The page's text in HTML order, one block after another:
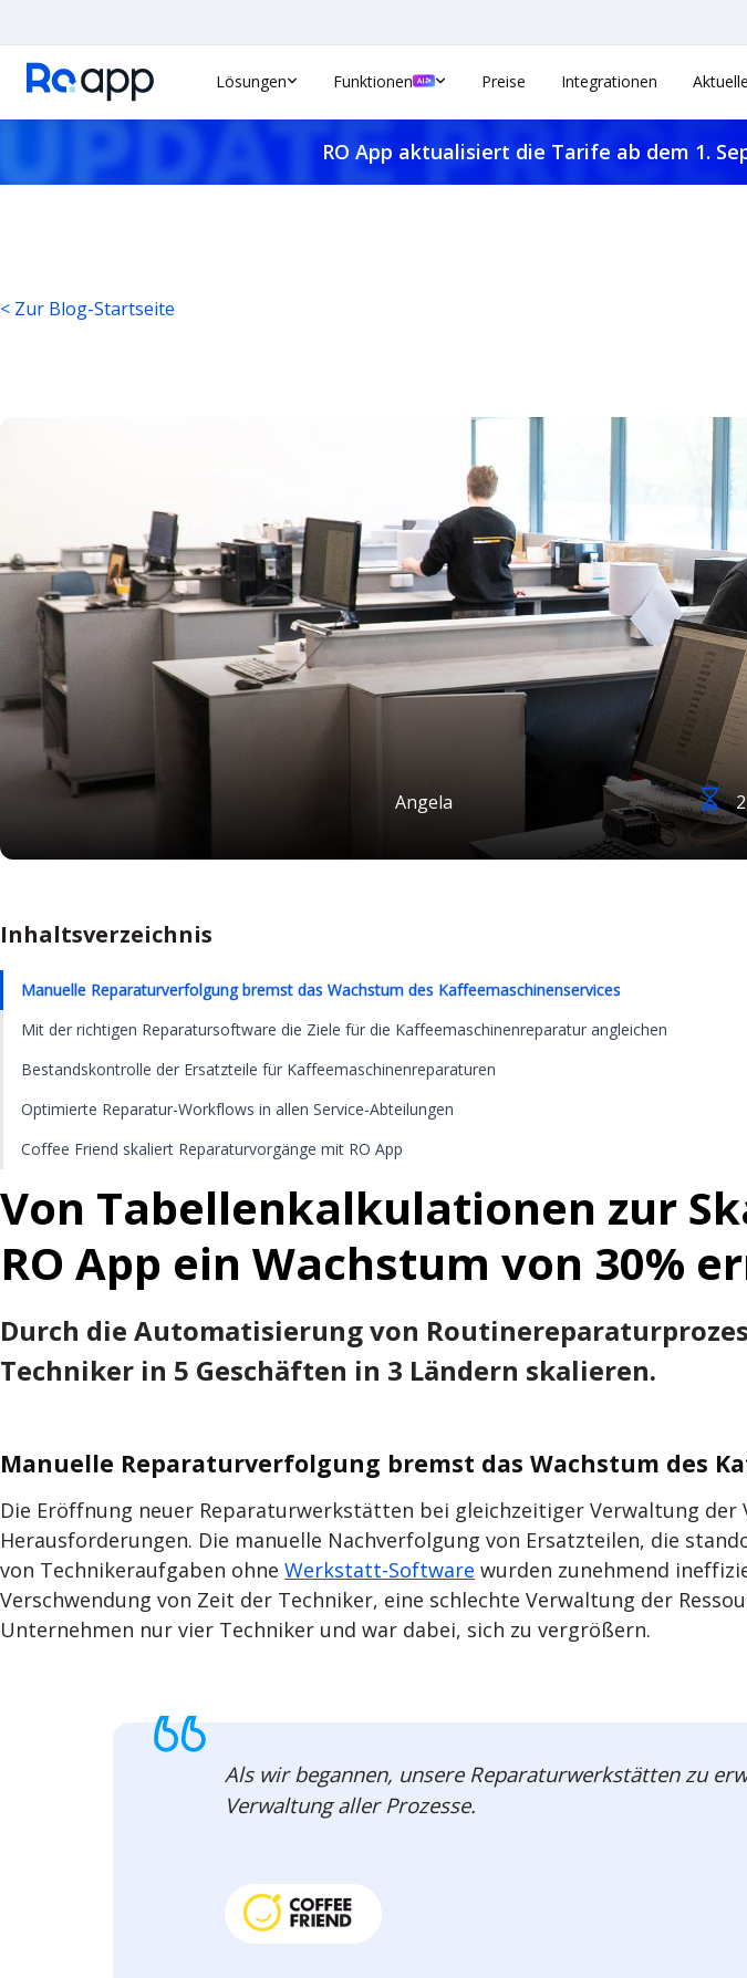
Lösungen Funktionen Preise Integrationen
RO App aktualisiert die Tarife ab dem 1.
< Zur Blog-Startseite
Angela
Inhaltsverzeichnis
Manuelle Reparaturverfolgung bremst das Wachstum des Kaffeemaschinenservices
Mit der richtigen Reparatursoftware die Ziele für die Kaffeemaschinenreparatur angleichen
Bestandskontrolle der Ersatzteile für Kaffeemaschinenreparaturen
Optimierte Reparatur-Workflows in allen Service-Abteilungen
Coffee Friend skaliert Reparaturvorgänge mit RO App
Von Tabellenkalkulationen zur
RO App ein Wachstum von 30%
Durch die Automatisierung von
Techniker in 5 Geschäften in 3 Ländern skalieren.
Manuelle Reparaturverfolgung bremst das Wachstum des
Die Eröffnung neuer Reparaturwerkstätten bei gleichzeitiger Verwaltung der
Herausforderungen. Die manuelle Nachverfolgung von Ersatzteilen, die
von Technikeraufgaben ohne Werkstatt-Software wurden zunehmend
Verschwendung von Zeit der Techniker, eine schlechte Verwaltung der
Unternehmen nur vier Techniker und war dabei, sich zu vergrößern.
Als wir begannen, unsere Reparaturwerkstätten zu
Verwaltung aller Prozesse.